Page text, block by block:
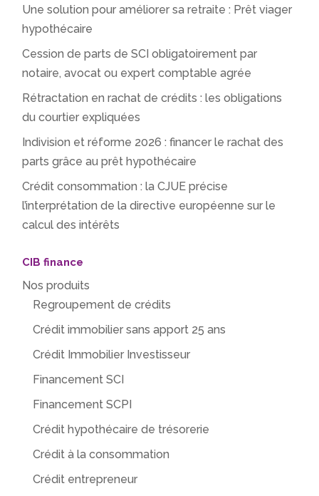
Une solution pour améliorer sa retraite : Prêt viager
hypothécaire
Cession de parts de SCI obligatoirement par
notaire, avocat ou expert comptable agrée
Rétractation en rachat de crédits : les obligations
du courtier expliquées
Indivision et réforme 2026 : financer le rachat des
parts grâce au prêt hypothécaire
Crédit consommation : la CJUE précise
l’interprétation de la directive européenne sur le
calcul des intérêts
CIB finance
Nos produits
Regroupement de crédits
Crédit immobilier sans apport 25 ans
Crédit Immobilier Investisseur
Financement SCI
Financement SCPI
Crédit hypothécaire de trésorerie
Crédit à la consommation
Crédit entrepreneur